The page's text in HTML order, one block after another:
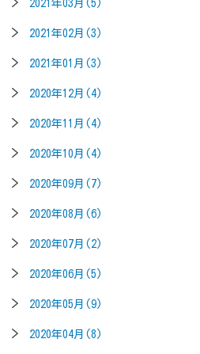
2021年03月(5)
2021年02月(3)
2021年01月(3)
2020年12月(4)
2020年11月(4)
2020年10月(4)
2020年09月(7)
2020年08月(6)
2020年07月(2)
2020年06月(5)
2020年05月(9)
2020年04月(8)